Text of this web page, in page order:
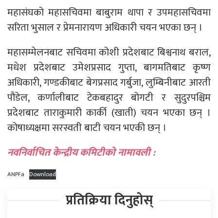
महासंघको महासचिवमा बाबुराम थापा र उपमहासचिवमा
सरिता भुसाल र प्रेमनारायण अधिकारी चयन भएका छन् ।
महासम्मेलनबाट सचिवमा कोशी प्रदेशबाट बिश्वनाथ बराल,
मधेश प्रदेशबाट उमेशप्रसाद गुप्ता, बागमतिबाट कृष्ण
अधिकारी, गण्डकीबाट बेगप्रसाद गर्बुजा, लुम्बिनीबाट आरती
पौडेल, कर्णालीबाट टेकबहादुर बोगटी र सुदुरपश्चिम
प्रदेशबाट ताराकुमारी कार्की (खाती) चयन भएका छन् ।
कोषाध्यक्षमा सरस्वती बाटी चयन भएकी छन् ।
नवनिर्वाचित केन्द्रीय कमिटीको नामावली :
ANPFa Download
प्रतिक्रिया दिनुहोस्